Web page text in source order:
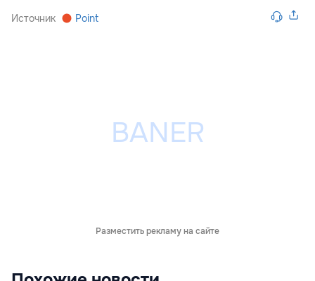
Источник Point
Разместить рекламу на сайте